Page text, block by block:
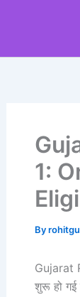
1:
By
Gujarat
शुरू हो